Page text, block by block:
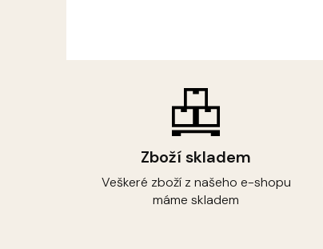
Zboží skladem
Veškeré zboží z našeho e-shopu
máme skladem